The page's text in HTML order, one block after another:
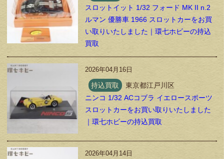
スロットイット 1/32 フォード MK II n.2
ルマン 優勝車 1966 スロットカーをお買
い取りいたしました｜環七ホビーの持込
買取
2026年04月16日
持込買取
東京都江戸川区
ニンコ 1/32 ACコブラ イエロースポーツ
スロットカーをお買い取りいたしました
｜環七ホビーの持込買取
2026年04月14日